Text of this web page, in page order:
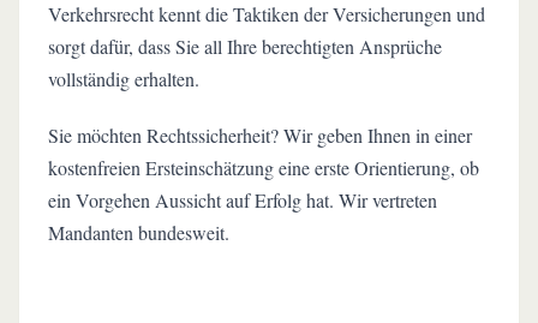
Verkehrsrecht kennt die Taktiken der Versicherungen und
sorgt dafür, dass Sie all Ihre berechtigten Ansprüche
vollständig erhalten.
Sie möchten Rechtssicherheit? Wir geben Ihnen in einer
kostenfreien Ersteinschätzung eine erste Orientierung, ob
ein Vorgehen Aussicht auf Erfolg hat. Wir vertreten
Mandanten bundesweit.